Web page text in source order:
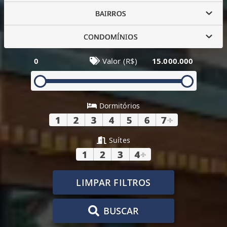
BAIRROS
CONDOMÍNIOS
0 Valor (R$) 15.000.000
Dormitórios
1 2 3 4 5 6 7+
Suítes
1 2 3 4+
LIMPAR FILTROS
BUSCAR